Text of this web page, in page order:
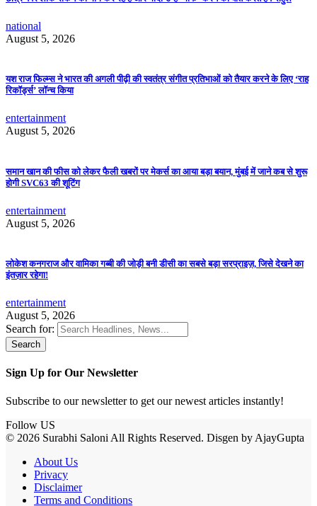
national
August 5, 2026
यश राज फिल्म्स ने भारत की अगली पीढ़ी की स्वतंत्र संगीत प्रतिभाओं को तैयार करने के लिए ‘राह
रिकॉर्ड्स’ लॉन्च किया
entertainment
August 5, 2026
समान खान की फीस को लेकर फैली खबरों पर मेकर्स का आया बड़ा बयान, मुंबई में जाने कब से शुरू
होगी SVC63 की शूटिंग
entertainment
August 5, 2026
लोकेश कनगराज और वामिका गब्बी की जोड़ी बनी डीसी का सबसे बड़ा सरप्राइज़, जिसे देखने का
इंतज़ार रहेगा!
entertainment
August 5, 2026
Search for:
Sign Up for Our Newsletter
Subscribe to our newsletter to get our newest articles instantly!
Follow US
© 2026 Surabhi Saloni All Rights Reserved. Disgen by AjayGupta
About Us
Privacy
Disclaimer
Terms and Conditions